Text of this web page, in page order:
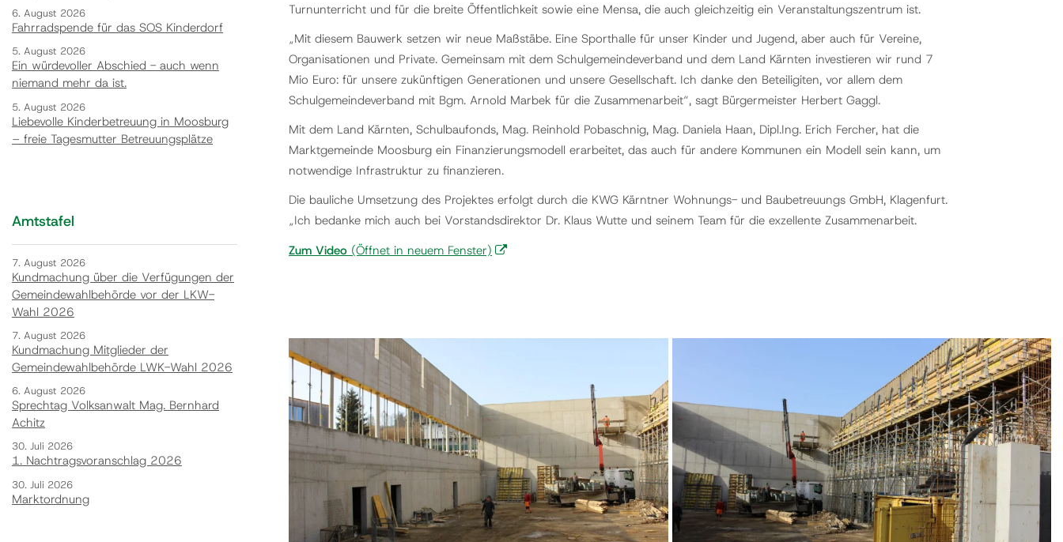
Turnunterricht und für die breite Öffentlichkeit sowie eine Mensa, die auch gleichzeitig ein Veranstaltungszentrum ist.
„Mit diesem Bauwerk setzen wir neue Maßstäbe. Eine Sporthalle für unser Kinder und Jugend, aber auch für Vereine,
Organisationen und Private. Gemeinsam mit dem Schulgemeindeverband und dem Land Kärnten investieren wir rund 7
Mio Euro: für unsere zukünftigen Generationen und unsere Gesellschaft. Ich danke den Beteiligiten, vor allem dem
Schulgemeindeverband mit Bgm. Arnold Marbek für die Zusammenarbeit“, sagt Bürgermeister Herbert Gaggl.
Mit dem Land Kärnten, Schulbaufonds, Mag. Reinhold Pobaschnig, Mag. Daniela Haan, Dipl.Ing. Erich Fercher, hat die
Marktgemeinde Moosburg ein Finanzierungsmodell erarbeitet, das auch für andere Kommunen ein Modell sein kann, um
notwendige Infrastruktur zu finanzieren.
Die bauliche Umsetzung des Projektes erfolgt durch die KWG Kärntner Wohnungs- und Baubetreuungs GmbH, Klagenfurt.
„Ich bedanke mich auch bei Vorstandsdirektor Dr. Klaus Wutte und seinem Team für die exzellente Zusammenarbeit.
Zum Video (Öffnet in neuem Fenster)
6. August 2026
Fahrradspende für das SOS Kinderdorf
5. August 2026
Ein würdevoller Abschied - auch wenn
niemand mehr da ist.
5. August 2026
Liebevolle Kinderbetreuung in Moosburg
– freie Tagesmutter Betreuungsplätze
Amtstafel
7. August 2026
Kundmachung über die Verfügungen der
Gemeindewahlbehörde vor der LKW-
Wahl 2026
7. August 2026
Kundmachung Mitglieder der
Gemeindewahlbehörde LWK-Wahl 2026
6. August 2026
Sprechtag Volksanwalt Mag. Bernhard
Achitz
30. Juli 2026
1. Nachtragsvoranschlag 2026
30. Juli 2026
Marktordnung